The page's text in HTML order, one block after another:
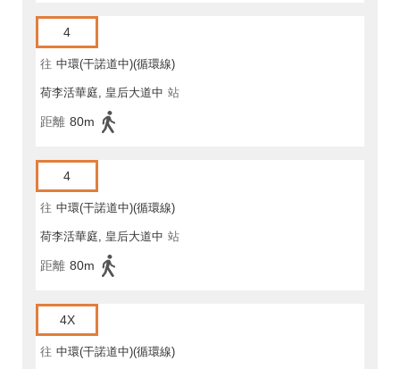
4
往 中環(干諾道中)(循環線)
荷李活華庭, 皇后大道中 站
距離 80m
4
往 中環(干諾道中)(循環線)
荷李活華庭, 皇后大道中 站
距離 80m
4X
往 中環(干諾道中)(循環線)